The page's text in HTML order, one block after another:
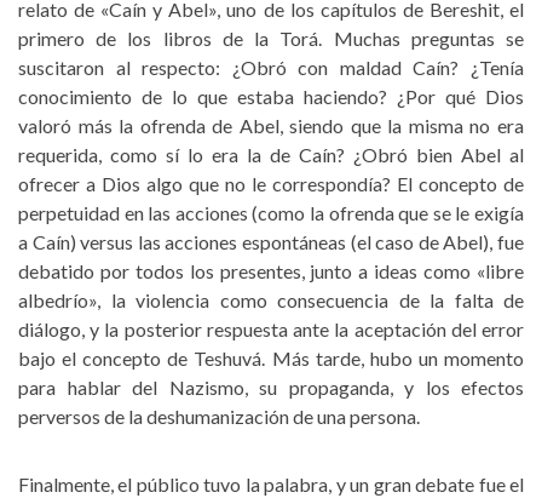
relato de «Caín y Abel», uno de los capítulos de Bereshit, el
primero de los libros de la Torá. Muchas preguntas se
suscitaron al respecto: ¿Obró con maldad Caín? ¿Tenía
conocimiento de lo que estaba haciendo? ¿Por qué Dios
valoró más la ofrenda de Abel, siendo que la misma no era
requerida, como sí lo era la de Caín? ¿Obró bien Abel al
ofrecer a Dios algo que no le correspondía? El concepto de
perpetuidad en las acciones (como la ofrenda que se le exigía
a Caín) versus las acciones espontáneas (el caso de Abel), fue
debatido por todos los presentes, junto a ideas como «libre
albedrío», la violencia como consecuencia de la falta de
diálogo, y la posterior respuesta ante la aceptación del error
bajo el concepto de Teshuvá. Más tarde, hubo un momento
para hablar del Nazismo, su propaganda, y los efectos
perversos de la deshumanización de una persona.
Finalmente, el público tuvo la palabra, y un gran debate fue el